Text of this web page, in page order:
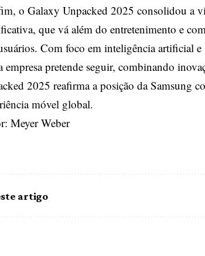
o Galaxy Unpacked 2025 consolidou a
que vá além do entretenimento e
Com foco em inteligência artificial
empresa pretende seguir, combinando
2025 reafirma a posição da Samsung
móvel global.
Meyer Weber
artigo